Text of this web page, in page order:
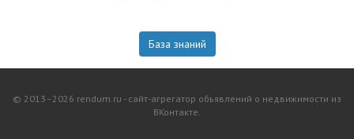
База знаний
© 2013–2026 rendum.ru - сайт-агрегатор объявлений о недвижимости из
ВКонтакте.